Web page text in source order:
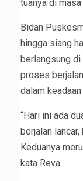
tuanya di
Bidan
hingga siang
berlangsung
proses
dalam
“Hari ini ada
berjalan
Keduanya
kata Reva.